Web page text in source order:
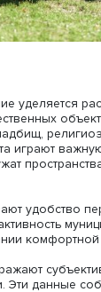
Они
и
блока —
из них
на